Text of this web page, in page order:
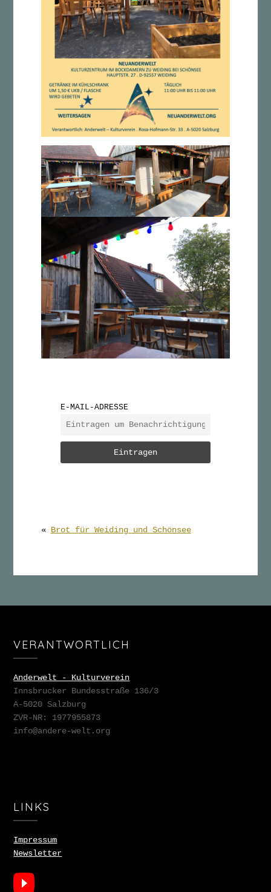
E-MAIL-ADRESSE
« Brot für Weiding und Schönsee
VERANTWORTLICH
Anderwelt - Kulturverein
Innsbrucker Bundesstraße 136/3
A-5020 Salzburg
ZVR-NR: 1977955873
info@andere-welt.org
LINKS
Impressum
Newsletter